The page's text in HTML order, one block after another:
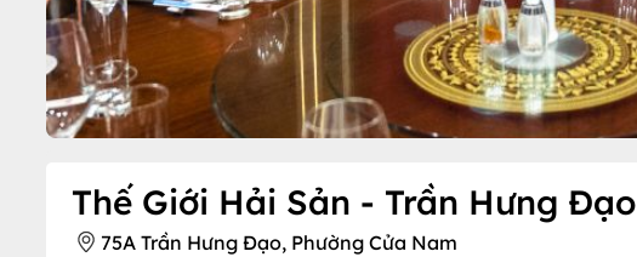
Thế Giới Hải Sản - Trần Hưng Đạo
75A Trần Hưng Đạo, Phường Cửa Nam